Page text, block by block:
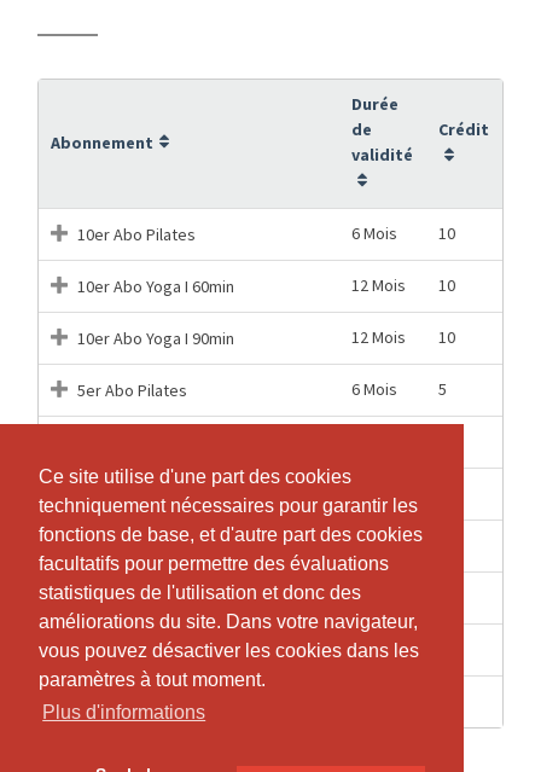
Ce site utilise d'une part des cookies
techniquement nécessaires pour garantir les
fonctions de base, et d'autre part des cookies
facultatifs pour permettre des évaluations
statistiques de l'utilisation et donc des
améliorations du site. Dans votre navigateur,
vous pouvez désactiver les cookies dans les
paramètres à tout moment.
Plus d'informations
Ce site utilise d'une part des cookies
techniquement nécessaires pour garantir les
fonctions de base, et d'autre part des cookies
facultatifs pour permettre des évaluations
statistiques de l'utilisation et donc des
améliorations du site. Dans votre navigateur,
vous pouvez désactiver les cookies dans les
paramètres à tout moment.
Plus d'informations
Abonnement
Durée
de
validité
Crédit
10er Abo Pilates 6 Mois 10
10er Abo Yoga I 60min 12 Mois 10
10er Abo Yoga I 90min 12 Mois 10
5er Abo Pilates 6 Mois 5
5er Abo Yoga I 90min 12 Mois
Einzellektion Pilates 1 Jours
Einzellektion Yoga I 60min 1 Jours
Einzellektion Yoga I 90min 1 Jours
Privatlektion